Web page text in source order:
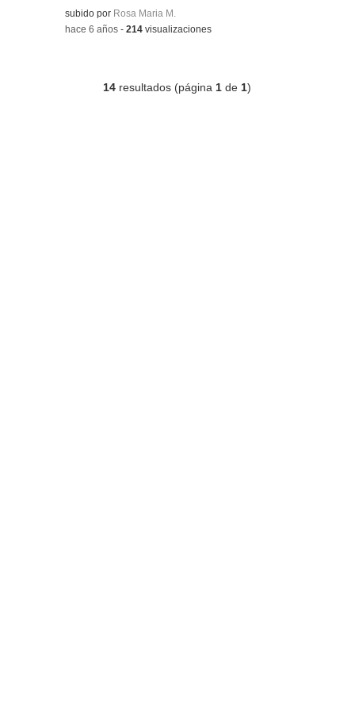
Contenido educativo.
subido por Rosa Maria M.
-hace 6 años -214 visualizaciones
14 resultados (página 1 de 1)